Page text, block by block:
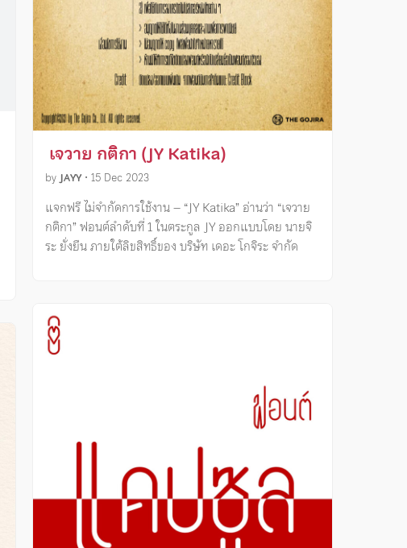
เจวาย กติกา (JY Katika)
byJAYY• 15 Dec 2023
แจกฟรี ไม่จำกัดการใช้งาน – “JY Katika” อ่านว่า “เจวาย
กติกา” ฟอนต์ลำดับที่ 1 ในตระกูล JY ออกแบบโดย นายจิ
ระ ยั่งยืน ภายใต้ลิขสิทธิ์ของ บริษัท เดอะ โกจิระ จำกัด